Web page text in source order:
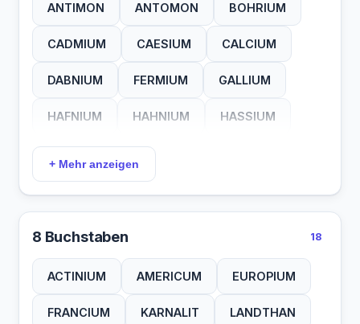
ANTIMON ANTOMON BOHRIUM
CADMIUM CAESIUM CALCIUM
DABNIUM FERMIUM GALLIUM
HAFNIUM HAHNIUM HASSIUM
HULLIUM
NATRIUM NIOBIUM RHENIUM
THALIUM
+ Mehr anzeigen
8 Buchstaben 18
ACTINIUM AMERICUM EUROPIUM
FRANCIUM KARNALIT LANDTHAN